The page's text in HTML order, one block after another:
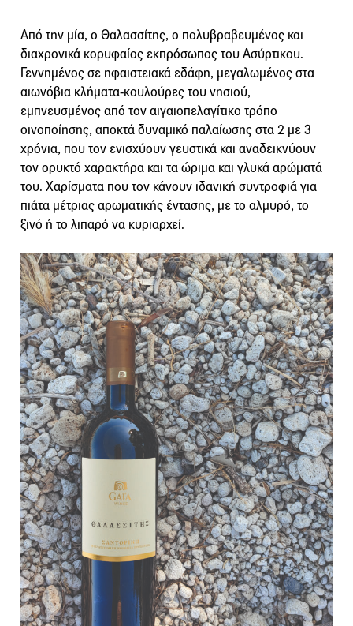
Από την μία, ο Θαλασσίτης, ο πολυβραβευμένος και
διαχρονικά κορυφαίος εκπρόσωπος του Ασύρτικου.
Γεννημένος σε ηφαιστειακά εδάφη, μεγαλωμένος στα
αιωνόβια κλήματα-κουλούρες του νησιού,
εμπνευσμένος από τον αιγαιοπελαγίτικο τρόπο
οινοποίησης, αποκτά δυναμικό παλαίωσης στα 2 με 3
χρόνια, που τον ενισχύουν γευστικά και αναδεικνύουν
τον ορυκτό χαρακτήρα και τα ώριμα και γλυκά αρώματά
του. Χαρίσματα που τον κάνουν ιδανική συντροφιά για
πιάτα μέτριας αρωματικής έντασης, με το αλμυρό, το
ξινό ή το λιπαρό να κυριαρχεί.